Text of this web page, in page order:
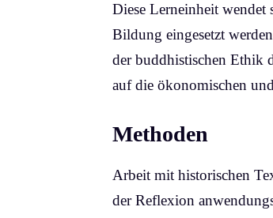
Diese Lerneinheit
Bildung eingesetzt
der buddhistischen Ethik
auf die ökonomischen
Methoden
Arbeit mit historischen
der Reflexion